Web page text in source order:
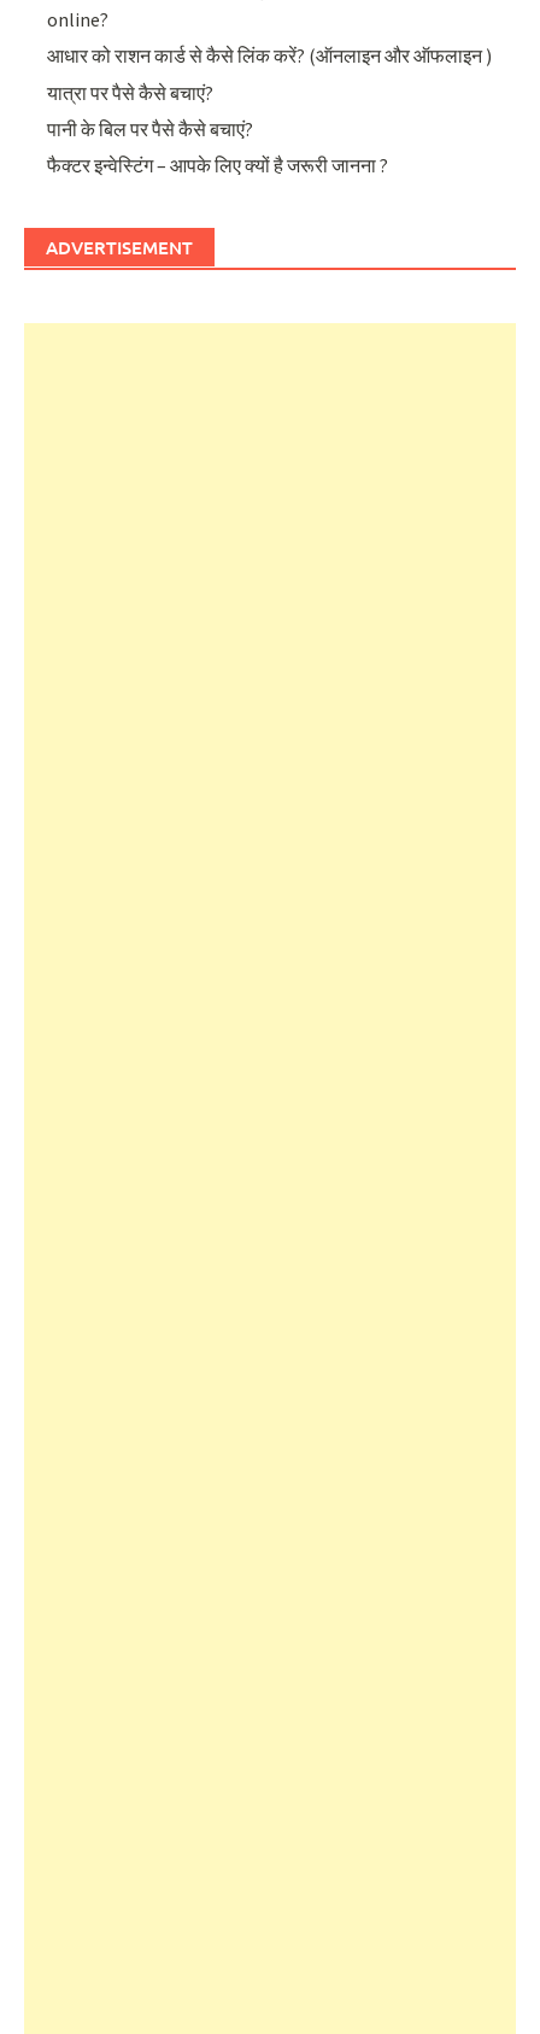
online?
आधार को राशन कार्ड से कैसे लिंक करें? (ऑनलाइन और ऑफलाइन )
यात्रा पर पैसे कैसे बचाएं?
पानी के बिल पर पैसे कैसे बचाएं?
फैक्टर इन्वेस्टिंग – आपके लिए क्यों है जरूरी जानना ?
ADVERTISEMENT